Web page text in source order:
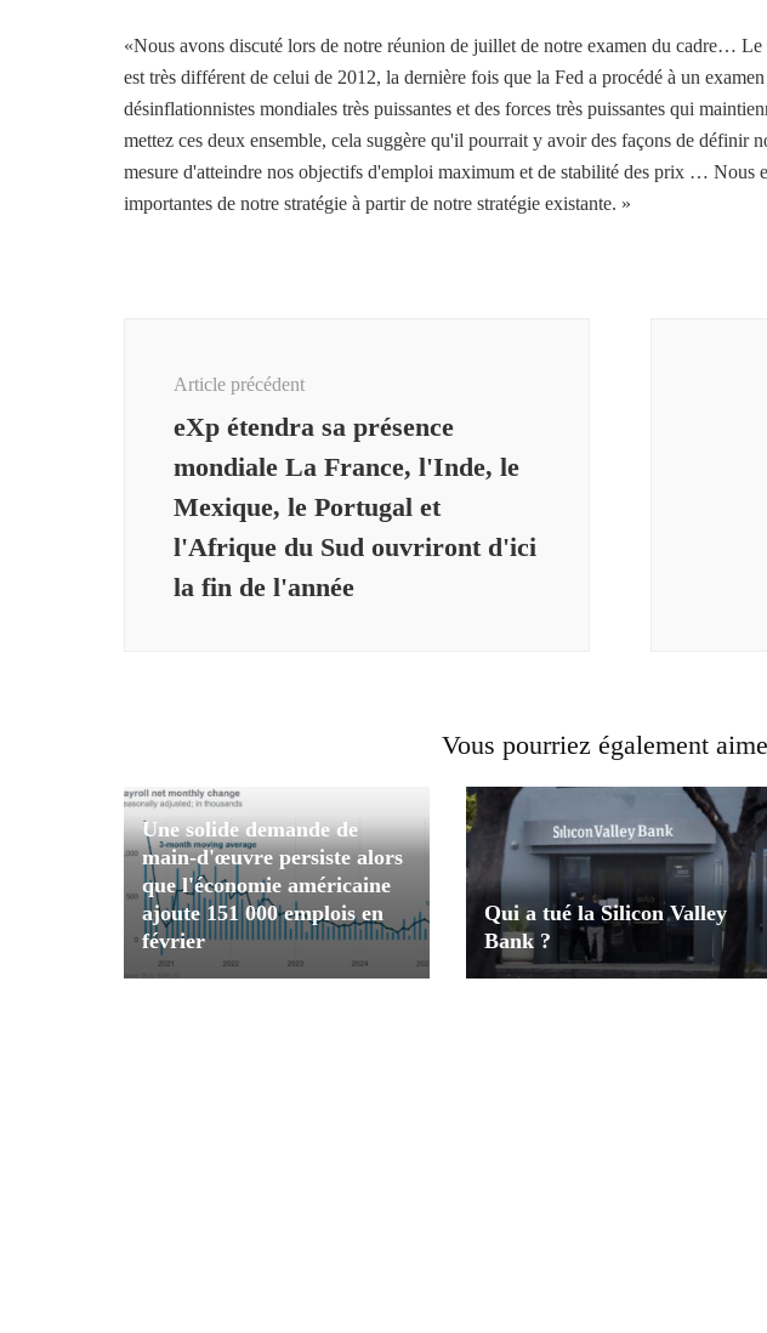
«Nous avons discuté lors de notre réunion de juillet de notre examen du cadre…
est très différent de celui de 2012, la dernière fois que la Fed a procédé à un
désinflationnistes mondiales très puissantes et des forces très puissantes qui
mettez ces deux ensemble, cela suggère qu'il pourrait y avoir des façons de définir
mesure d'atteindre nos objectifs d'emploi maximum et de stabilité des prix … Nous
importantes de notre stratégie à partir de notre stratégie existante. »
Article précédent
eXp étendra sa présence
mondiale La France, l'Inde, le
Mexique, le Portugal et
l'Afrique du Sud ouvriront d'ici
la fin de l'année
Vous pourriez également
Une solide demande de
main-d'œuvre persiste alors
que l'économie américaine
ajoute 151 000 emplois en
février
Qui a tué la Silicon Valley
Bank ?